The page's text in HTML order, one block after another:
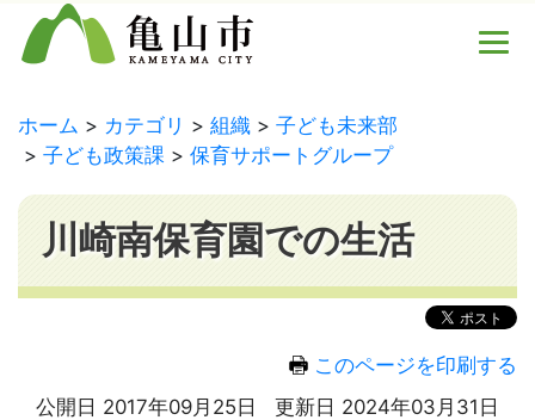
ホーム カテゴリ 組織
子ども未来部
子ども政策課
保育サポートグループ
川崎南保育園での生活
このページを印刷する
公開日 2017年09月25日
更新日 2024年03月31日